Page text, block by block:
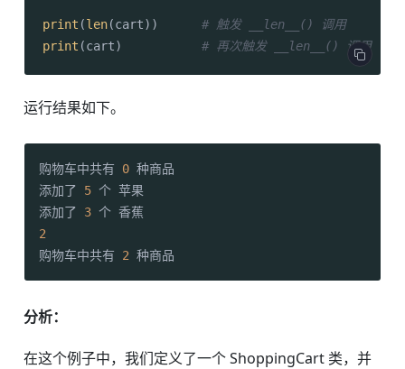
print (len(cart)) # 触发 __len__() 调用
print (cart) # 再次触发 __len__() 调用
运行结果如下。
购物车中共有 0 种商品
添加了 5 个 苹果
添加了 3
2
购物车中共有 2
分析：
在这个例子中，我们定义了一个 ShoppingCart 类，并